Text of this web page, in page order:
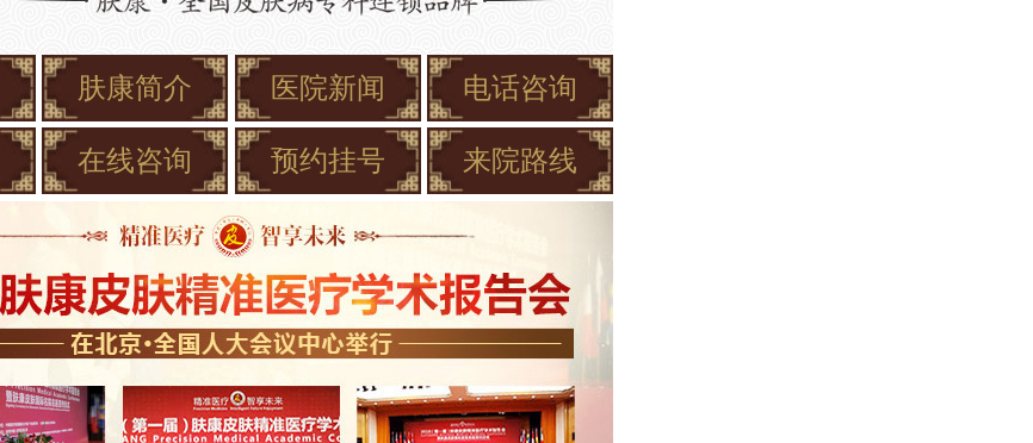
肤康简介 医院新闻 电话咨询
在线咨询 预约挂号 来院路线